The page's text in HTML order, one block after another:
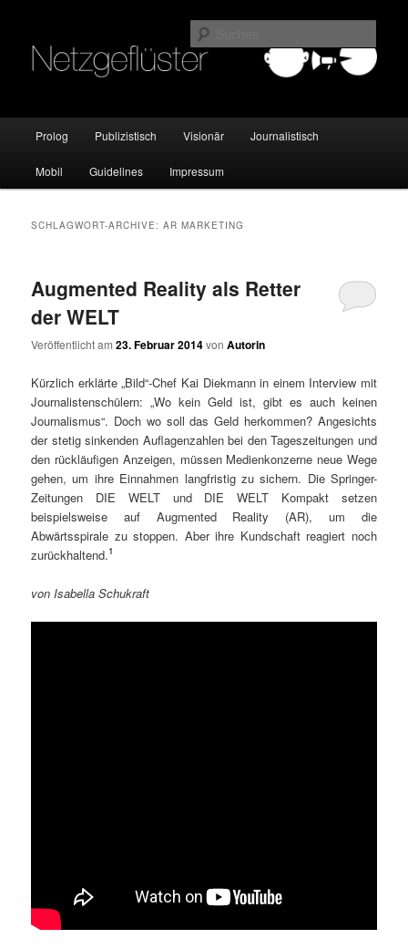
Netzgeflüster
Zum
Inhalt
Zum
sekundären
Prolog Publizistisch Visionär Journalistisch
Mobil Guidelines Impressum
SCHLAGWORT-ARCHIVE:AR MARKETING
Augmented Reality als Retter
der WELT
Veröffentlicht am23. Februar 2014vonAutorin
Kürzlich erklärte „Bild“-Chef Kai Diekmann in einem Interview mit
Journalistenschülern: „Wo kein Geld ist, gibt es auch keinen
Journalismus“. Doch wo soll das Geld herkommen? Angesichts
der stetig sinkenden Auflagenzahlen bei den Tageszeitungen und
den rückläufigen Anzeigen, müssen Medienkonzerne neue Wege
gehen, um ihre Einnahmen langfristig zu sichern. Die Springer-
Zeitungen DIE WELT und DIE WELT Kompakt setzen
beispielsweise auf Augmented Reality (AR), um die
Abwärtsspirale zu stoppen. Aber ihre Kundschaft reagiert noch
zurückhaltend.1
von Isabella Schukraft